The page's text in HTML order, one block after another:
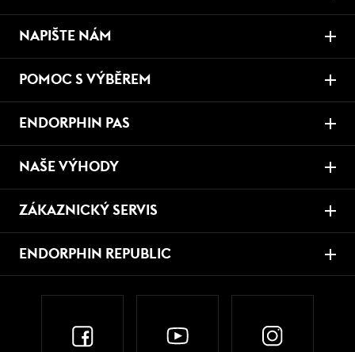
NAPIŠTE NÁM
POMOC S VÝBĚREM
ENDORPHIN PAS
NAŠE VÝHODY
ZÁKAZNICKÝ SERVIS
ENDORPHIN REPUBLIC